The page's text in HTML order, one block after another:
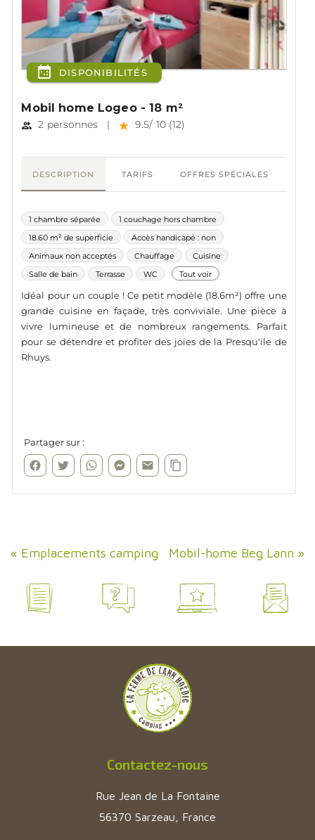
« Emplacements camping Mobil-home Beg Lann »
Contactez-nous
Rue Jean de La Fontaine
56370 Sarzeau, France